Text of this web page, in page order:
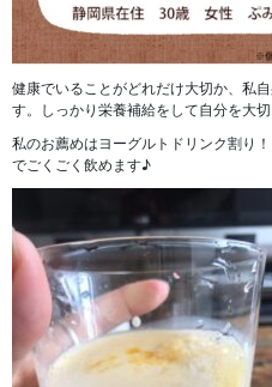
健康でいることがどれだけ大切か、私
す。しっかり栄養補給をして自分を大切
私のお薦めはヨーグルトドリンク割り
でごくごく飲めます♪